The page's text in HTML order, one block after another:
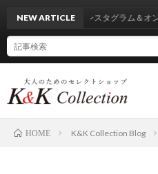
NEW ARTICLEインスタグラム＆オンライ
HOME K&K Collection Blog